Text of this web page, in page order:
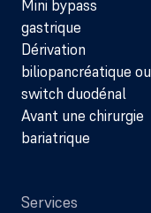
Mini bypass
gastrique
Dérivation
biliopancréatique ou
switch duodénal
Avant une chirurgie
bariatrique
Services